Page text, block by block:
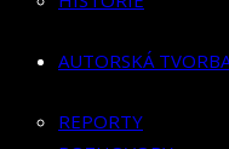
KLUBOVNA NA
SUPPORTUJEME
AUTORSKÁ
REPORTY